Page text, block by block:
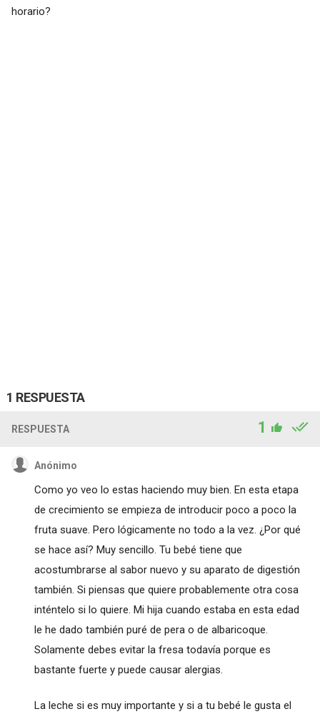
horario?
1 RESPUESTA
RESPUESTA 1
Anónimo
Como yo veo lo estas haciendo muy bien. En esta etapa
de crecimiento se empieza de introducir poco a poco la
fruta suave. Pero lógicamente no todo a la vez. ¿Por qué
se hace así? Muy sencillo. Tu bebé tiene que
acostumbrarse al sabor nuevo y su aparato de digestión
también. Si piensas que quiere probablemente otra cosa
inténtelo si lo quiere. Mi hija cuando estaba en esta edad
le he dado también puré de pera o de albaricoque.
Solamente debes evitar la fresa todavía porque es
bastante fuerte y puede causar alergias.
La leche si es muy importante y si a tu bebé le gusta el